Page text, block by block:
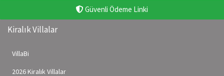
Güvenli Ödeme Linki
Kiralık Villalar
VillaBi
2026 Kiralık Villalar